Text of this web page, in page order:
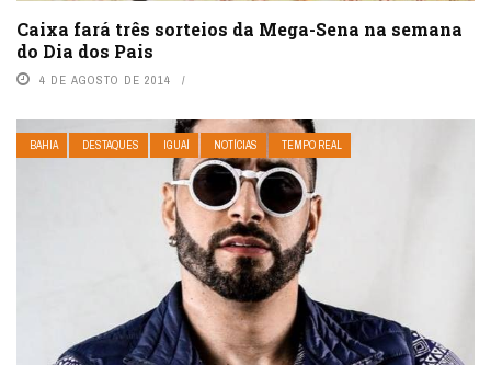
Caixa fará três sorteios da Mega-Sena na semana
do Dia dos Pais
4 DE AGOSTO DE 2014
BAHIA DESTAQUES IGUAÍ NOTÍCIAS TEMPO REAL